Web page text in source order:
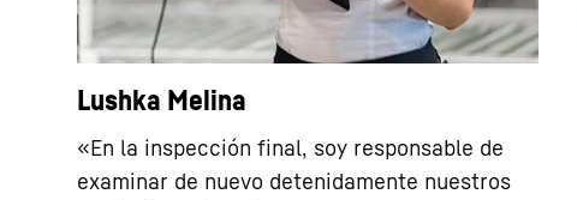
Lushka Melina
«En la inspección final, soy responsable de
examinar de nuevo detenidamente nuestros